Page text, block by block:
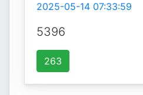
2025-05-14 07:33:59
5396
263